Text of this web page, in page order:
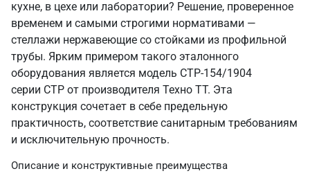
кухне, в цехе или лаборатории? Решение, проверенное
временем и самыми строгими нормативами —
стеллажи нержавеющие со стойками из профильной
трубы. Ярким примером такого эталонного
оборудования является модель СТР-154/1904
серии СТР от производителя Техно ТТ. Эта
конструкция сочетает в себе предельную
практичность, соответствие санитарным требованиям
и исключительную прочность.
Описание и конструктивные преимущества